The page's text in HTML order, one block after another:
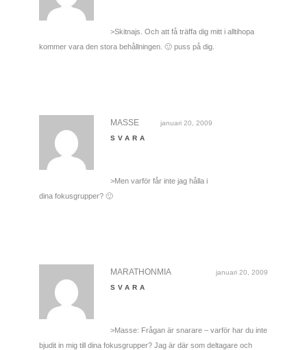
>Skitnajs. Och att få träffa dig mitt i alltihopa
kommer vara den stora behållningen. 🙂 puss på dig.
januari 20, 2009
MASSE
SVARA
>Men varför får inte jag hålla i
dina fokusgrupper? 🙂
januari 20, 2009
MARATHONMIA
SVARA
>Masse: Frågan är snarare – varför har du inte
bjudit in mig till dina fokusgrupper? Jag är där som deltagare och